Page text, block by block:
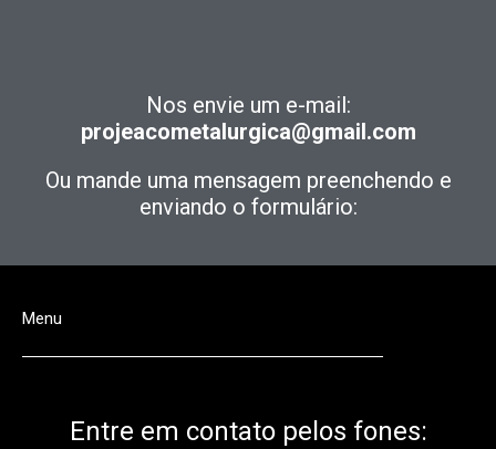
Nos envie um e-mail:
projeacometalurgica@gmail.com
Ou mande uma mensagem preenchendo e
enviando o formulário:
Menu
Entre em contato pelos fones: